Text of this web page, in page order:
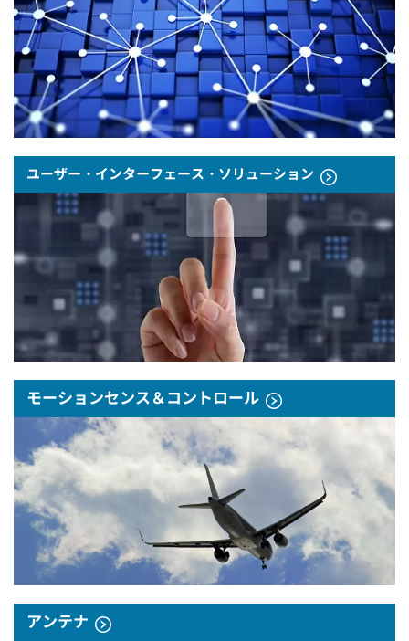
ユーザー・インターフェース・ソリューション
モーションセンス＆コントロール
アンテナ